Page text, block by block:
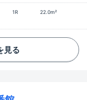
1R
22.0m²
見る